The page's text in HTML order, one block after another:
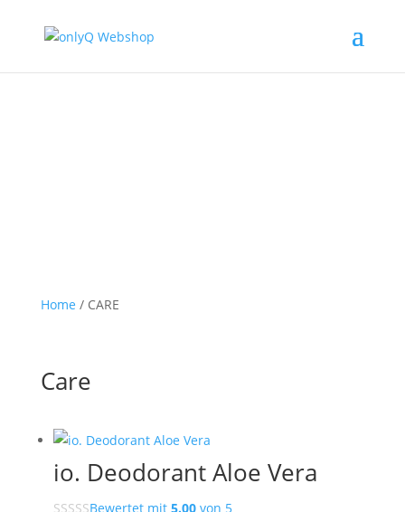
Home / CARE
Care
io. Deodorant Aloe Vera
Bewertet mit 5.00von 5